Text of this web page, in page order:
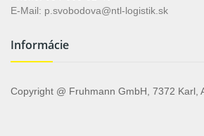
E-Mail: p.svobodova@ntl-logistik.sk
Informácie
Copyright @ Fruhmann GmbH, 7372 Karl,